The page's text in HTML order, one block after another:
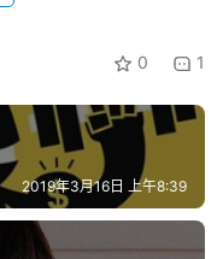
0 1
2019年3月16日 上午8:39